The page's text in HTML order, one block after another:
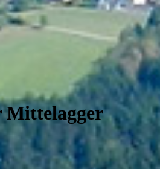
Mittelagger